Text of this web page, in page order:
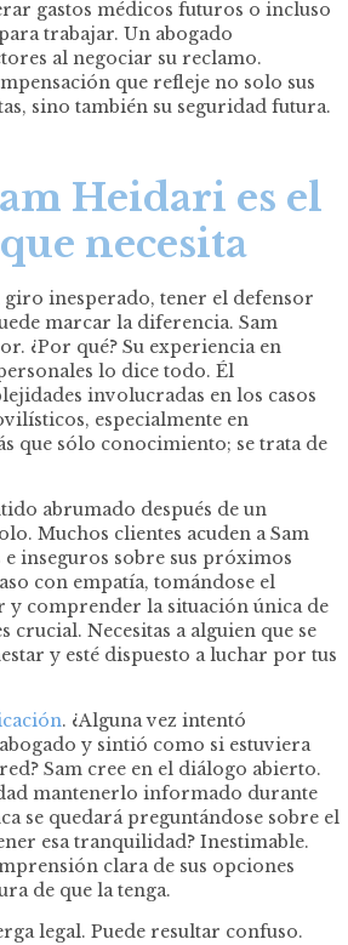
gastos médicos futuros o incluso
trabajar. Un abogado
al negociar su reclamo.
que refleje no solo sus
sino también su seguridad futura.
Heidari es el
necesita
giro inesperado, tener el defensor
marcar la diferencia. Sam
¿Por qué? Su experiencia en
lo dice todo. Él
involucradas en los casos
especialmente en
que sólo conocimiento; se trata de
abrumado después de un
Muchos clientes acuden a Sam
inseguros sobre sus próximos
con empatía, tomándose el
y comprender la situación única de
crucial. Necesitas a alguien que se
y esté dispuesto a luchar por tus
. ¿Alguna vez intentó
y sintió como si estuviera
Sam cree en el diálogo abierto.
mantenerlo informado durante
se quedará preguntándose sobre el
esa tranquilidad? Inestimable.
clara de sus opciones
de que la tenga.
legal. Puede resultar confuso.